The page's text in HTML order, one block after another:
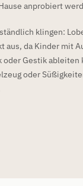
anprobiert
klingen:
aus, da Kinder mit
oder Gestik ableiten
oder